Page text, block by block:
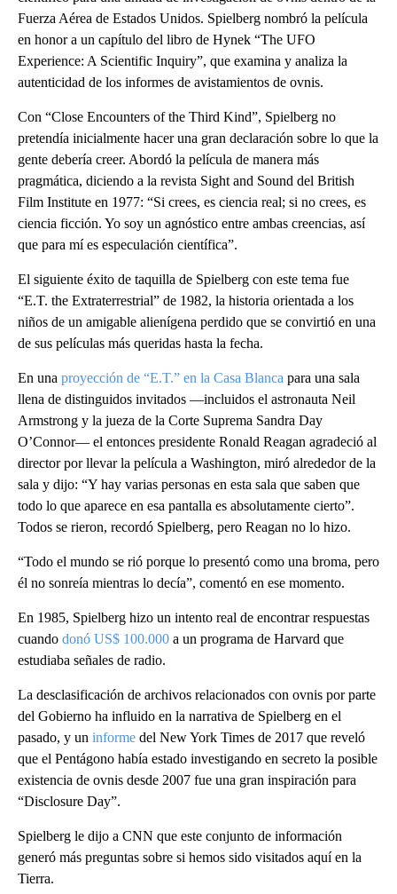
Fuerza Aérea de Estados Unidos. Spielberg nombró la película
en honor a un capítulo del libro de Hynek “The UFO
Experience: A Scientific Inquiry”, que examina y analiza la
autenticidad de los informes de avistamientos de ovnis.
Con “Close Encounters of the Third Kind”, Spielberg no
pretendía inicialmente hacer una gran declaración sobre lo que la
gente debería creer. Abordó la película de manera más
pragmática, diciendo a la revista Sight and Sound del British
Film Institute en 1977: “Si crees, es ciencia real; si no crees, es
ciencia ficción. Yo soy un agnóstico entre ambas creencias, así
que para mí es especulación científica”.
El siguiente éxito de taquilla de Spielberg con este tema fue
“E.T. the Extraterrestrial” de 1982, la historia orientada a los
niños de un amigable alienígena perdido que se convirtió en una
de sus películas más queridas hasta la fecha.
En una proyección de “E.T.” en la Casa Blanca para una sala
llena de distinguidos invitados —incluidos el astronauta Neil
Armstrong y la jueza de la Corte Suprema Sandra Day
O’Connor— el entonces presidente Ronald Reagan agradeció al
director por llevar la película a Washington, miró alrededor de la
sala y dijo: “Y hay varias personas en esta sala que saben que
todo lo que aparece en esa pantalla es absolutamente cierto”.
Todos se rieron, recordó Spielberg, pero Reagan no lo hizo.
“Todo el mundo se rió porque lo presentó como una broma, pero
él no sonreía mientras lo decía”, comentó en ese momento.
En 1985, Spielberg hizo un intento real de encontrar respuestas
cuando donó US$ 100.000 a un programa de Harvard que
estudiaba señales de radio.
La desclasificación de archivos relacionados con ovnis por parte
del Gobierno ha influido en la narrativa de Spielberg en el
pasado, y un informe del New York Times de 2017 que reveló
que el Pentágono había estado investigando en secreto la posible
existencia de ovnis desde 2007 fue una gran inspiración para
“Disclosure Day”.
Spielberg le dijo a CNN que este conjunto de información
generó más preguntas sobre si hemos sido visitados aquí en la
Tierra.